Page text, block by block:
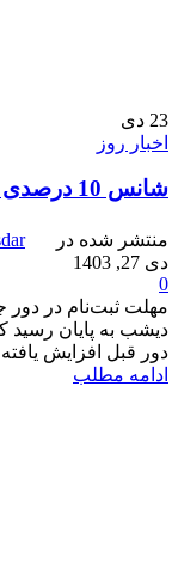
23 دی
اخبار روز
شانس 10 درصدی در قرعه‌کشی خودروهای وارداتی‌
منتشر شده در
دی 27, 1403
0
مهلت ثبت‌نام در دور
دیشب به پایان
دور قبل افزایش یافته
ادامه مطلب